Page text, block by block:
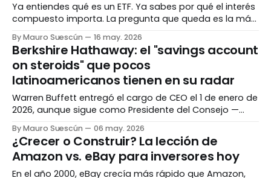
Ya entiendes qué es un ETF. Ya sabes por qué el interés
compuesto importa. La pregunta que queda es la más
práctica de todas: ¿cómo lo hago realmente desde
acá? El obstáculo que nadie explica bien La mayoría
del contenido sobre inversiones en internet asume que
vives en Estados Unidos.
By Mauro Suescún 16 may. 2026
Berkshire Hathaway: el "savings account
on steroids" que pocos
latinoamericanos tienen en su radar
Warren Buffett entregó el cargo de CEO el 1 de enero de
2026, aunque sigue como Presidente del Consejo —
vigilando el barco desde la distancia. La empresa que
construyó durante 60 años acaba de reportar $397 mil
millones en efectivo bajo su sucesor. Esto es lo que
necesitas saber antes
By Mauro Suescún 06 may. 2026
¿Crecer o Construir? La lección de
Amazon vs. eBay para inversores hoy
En el año 2000, eBay crecía más rápido que Amazon,